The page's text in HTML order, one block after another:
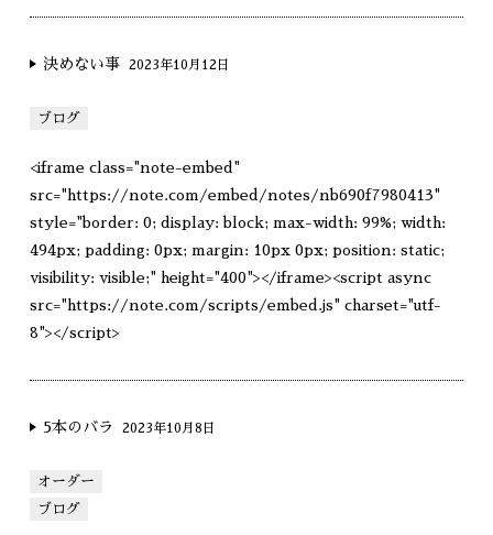
決めない事 2023年10月12日
ブログ
<iframe class="note-embed"
src="https://note.com/embed/notes/nb690f7980413"
style="border: 0; display: block; max-width: 99%; width:
494px; padding: 0px; margin: 10px 0px; position: static;
visibility: visible;" height="400"></iframe><script async
src="https://note.com/scripts/embed.js" charset="utf-
8"></script>
5本のバラ 2023年10月8日
オーダー
ブログ